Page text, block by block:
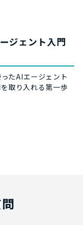
ジェント入門
たAIエージェント
取り入れる第一歩